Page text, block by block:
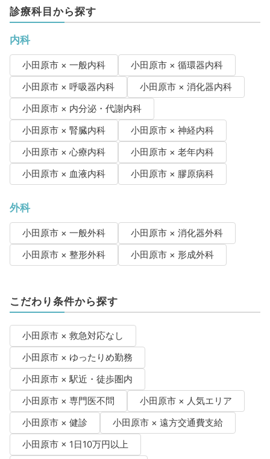
診療科目から探す
内科
小田原市 × 一般内科
小田原市 × 循環器内科
小田原市 × 呼吸器内科
小田原市 × 消化器内科
小田原市 × 内分泌・代謝内科
小田原市 × 腎臓内科
小田原市 × 神経内科
小田原市 × 心療内科
小田原市 × 老年内科
小田原市 × 血液内科
小田原市 × 膠原病科
外科
小田原市 × 一般外科
小田原市 × 消化器外科
小田原市 × 整形外科
小田原市 × 形成外科
こだわり条件から探す
小田原市 × 救急対応なし
小田原市 × ゆったりめ勤務
小田原市 × 駅近・徒歩圏内
小田原市 × 専門医不問
小田原市 × 人気エリア
小田原市 × 健診
小田原市 × 遠方交通費支給
小田原市 × 1日10万円以上